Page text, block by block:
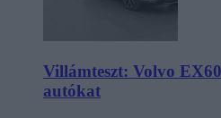
Villámteszt: Volvo
autókat